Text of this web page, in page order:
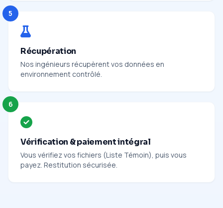
5
Récupération
Nos ingénieurs récupèrent vos données en
environnement contrôlé.
6
Vérification & paiement intégral
Vous vérifiez vos fichiers (Liste Témoin), puis vous
payez. Restitution sécurisée.